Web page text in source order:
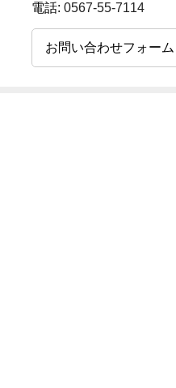
電話: 0567-55-7114
お問い合わせフォーム